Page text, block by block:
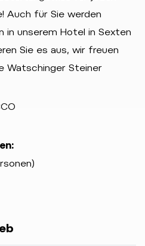
Auch für Sie werden
in unserem Hotel in Sexten
Sie es aus, wir freuen
Watschinger Steiner